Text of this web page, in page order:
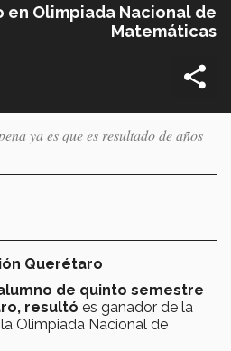
en Olimpiada Nacional de
Matemáticas
ya es que es resultado de años
Querétaro
de quinto semestre
resultó es ganador de la
Olimpiada Nacional de